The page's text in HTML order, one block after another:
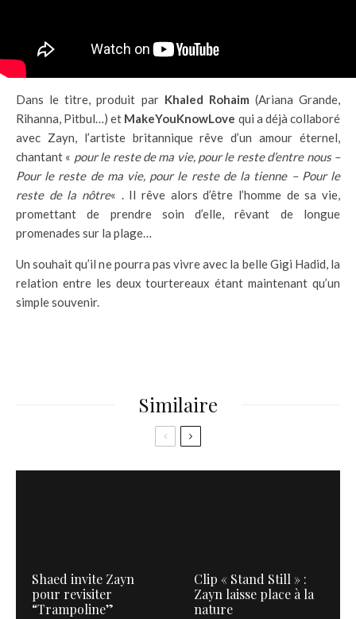
Dans le titre, produit par Khaled Rohaim (Ariana Grande,
Rihanna, Pitbul…) et MakeYouKnowLove qui a déjà collaboré
avec Zayn, l’artiste britannique rêve d’un amour éternel,
chantant « pour le reste de ma vie, pour le reste d’entre nous –
Pour le reste de ma vie, pour le reste de la tienne – Pour le
reste de la nôtre« . Il rêve alors d’être l’homme de sa vie,
promettant de prendre soin d’elle, rêvant de longue
promenades sur la plage…
Un souhait qu’il ne pourra pas vivre avec la belle Gigi Hadid, la
relation entre les deux tourtereaux étant maintenant qu’un
simple souvenir.
Similaire
Shaed invite Zayn
pour revisiter
“Trampoline”
Clip « Stand Still » :
Zayn laisse place à la
nature